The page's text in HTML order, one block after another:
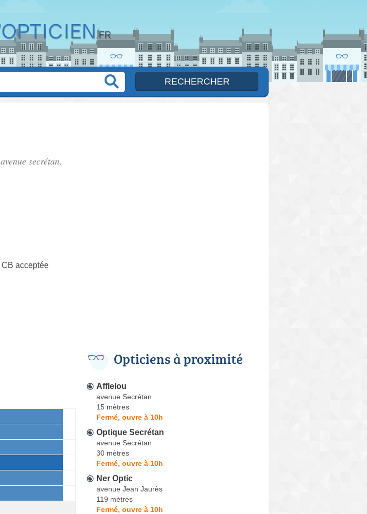
avenue secrétan,
CB acceptée
Opticiens à proximité
Afflelou
avenue Secrétan
15 mètres
Fermé, ouvre à 10h
Optique Secrétan
avenue Secrétan
30 mètres
Fermé, ouvre à 10h
Ner Optic
avenue Jean Jaurès
119 mètres
Fermé, ouvre à 10h